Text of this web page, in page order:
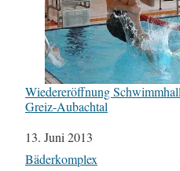
Wiedereröffnung
Greiz-Aubachtal
Datum
13. Juni 2013
In Bezug auf
Bäderkomplex